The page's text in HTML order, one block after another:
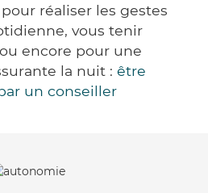
réaliser les gestes
vous tenir
encore pour une
la nuit : être
un conseiller